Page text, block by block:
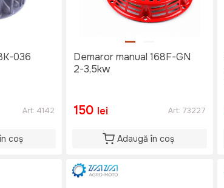
036
Art: 4142
coș
Demaror manual 168F-GN
2-3,5kw
150 lei Art: 73227
Adaugă în coș